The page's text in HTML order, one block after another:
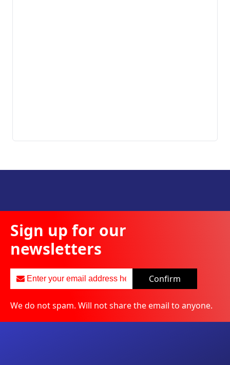
Sign up for our
newsletters
Confirm
We do not spam. Will not share the email to anyone.